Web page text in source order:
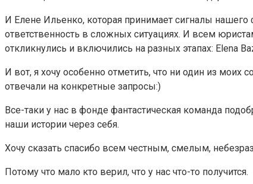
И Елене Ильенко, которая принимает сигналы нашего
ответственность в сложных ситуациях. И всем
откликнулись и включились на разных этапах: Elena
И вот, я хочу особенно отметить, что ни один из моих
отвечали на конкретные запросы:)
Все-таки у нас в фонде фантастическая команда
наши истории через себя.
Хочу сказать спасибо всем честным, смелым,
Потому что мало кто верил, что у нас что-то получится.